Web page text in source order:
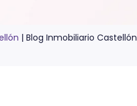
| Blog Inmobiliario Castellón